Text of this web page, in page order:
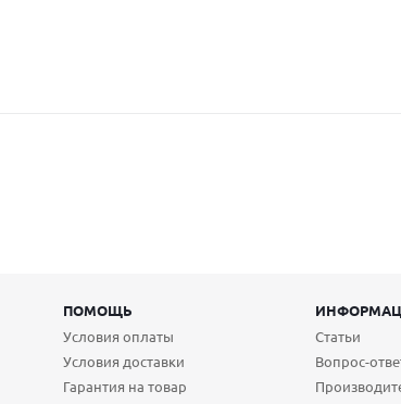
ПОМОЩЬ
Условия оплаты
Условия доставки
Гарантия на товар
Статьи
Вопрос-